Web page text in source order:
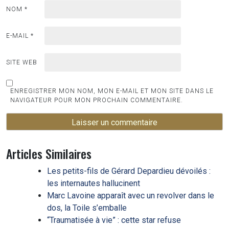
NOM *
E-MAIL *
SITE WEB
ENREGISTRER MON NOM, MON E-MAIL ET MON SITE DANS LE
NAVIGATEUR POUR MON PROCHAIN COMMENTAIRE.
Articles Similaires
Les petits-fils de Gérard Depardieu dévoilés :
les internautes hallucinent
Marc Lavoine apparaît avec un revolver dans le
dos, la Toile s’emballe
“Traumatisée à vie” : cette star refuse